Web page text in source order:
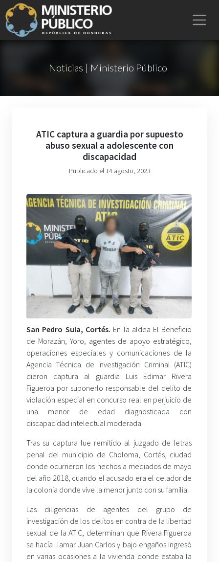
Noticias | Ministerio Público
ATIC captura a guardia por supuesto
abuso sexual a adolescente con
discapacidad
Publicado el 14 agosto, 2023
San Pedro Sula, Cortés. En la aldea El Beneficio
de Morazán, Yoro, agentes de apoyo estratégico,
operaciones especiales y comunicaciones de la
Agencia Técnica de Investigación Criminal (ATIC)
dieron captura al guardia Luis Edimar Rivera
Figueroa por suponerlo responsable del delito de
violación especial en concurso real en perjuicio de
una menor de edad diagnosticada con
discapacidad intelectual moderada.
Tras su captura fue remitido al juzgado de letras
penal del municipio de Choloma, Cortés, ciudad
donde ocurrieron los hechos a mediados de mayo
del año 2018, cuando el acusado era el celador de
la colonia donde vive la menor junto con su familia.
Las diligencias de agentes del grupo de
investigación de los delitos en contra de la libertad
sexual de la ATIC, determinan que Rivera Figueroa
se hacía llamar Juan Carlos y bajo engaños ingresó
en varias ocasiones a la vivienda donde estaba la